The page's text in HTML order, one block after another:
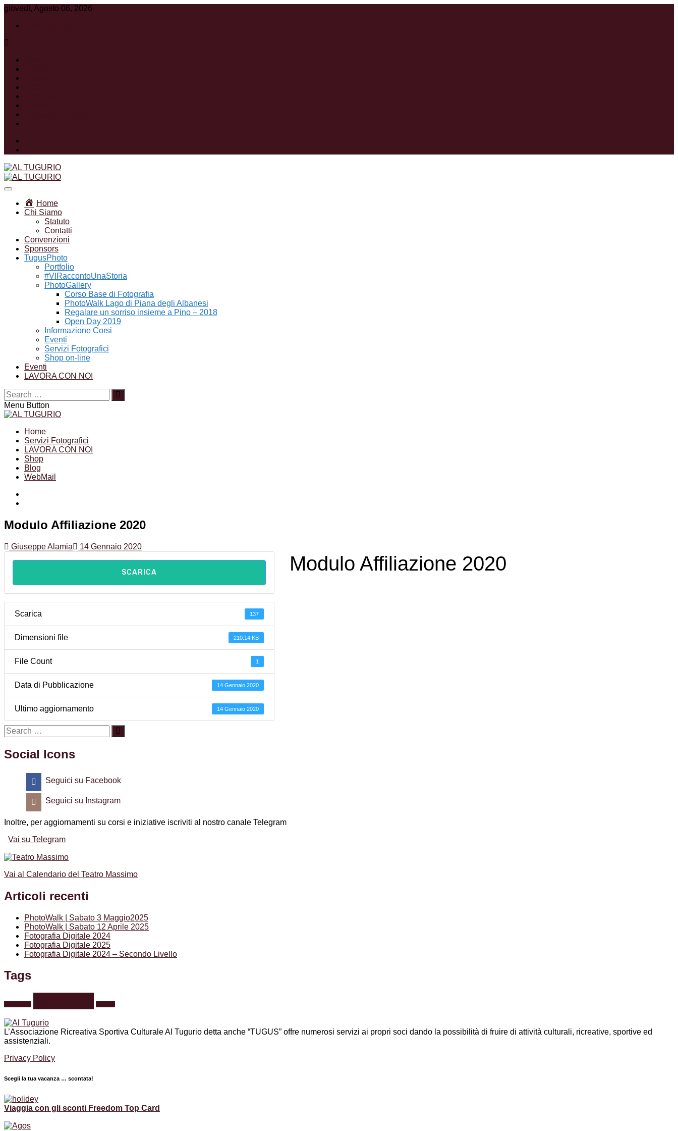
giovedì, Agosto 06, 2026
AL TUGURIO
Associazione Ricreativa Sportiva Culturale
Home
Chi Siamo
Statuto
Contatti
Convenzioni
Sponsors
TugusPhoto
Portfolio
#VIRaccontoUnaStoria
PhotoGallery
Corso Base di Fotografia
PhotoWalk Lago di Piana degli Albanesi
Regalare un sorriso insieme a Pino – 2018
Open Day 2019
Informazione Corsi
Eventi
Servizi Fotografici
Shop on-line
Eventi
LAVORA CON NOI
Menu Button
Home
Servizi Fotografici
LAVORA CON NOI
Shop
Blog
WebMail
Modulo Affiliazione 2020
Giuseppe Alamia 14 Gennaio 2020
SCARICA
Scarica 137
Dimensioni file 210.14 KB
File Count 1
Data di Pubblicazione 14 Gennaio 2020
Ultimo aggiornamento 14 Gennaio 2020
Modulo Affiliazione 2020
Social Icons
Seguici su Facebook
Seguici su Instagram
Inoltre, per aggiornamenti su corsi e iniziative iscriviti al nostro canale Telegram
Vai su Telegram
Vai al Calendario del Teatro Massimo
Articoli recenti
PhotoWalk | Sabato 3 Maggio2025
PhotoWalk | Sabato 12 Aprile 2025
Fotografia Digitale 2024
Fotografia Digitale 2025
Fotografia Digitale 2024 – Secondo Livello
Tags
L’Associazione Ricreativa Sportiva Culturale Al Tugurio detta anche “TUGUS” offre numerosi servizi ai propri soci dando la possibilità di fruire di attività culturali, ricreative, sportive ed
assistenziali.
Privacy Policy
Scegli la tua vacanza … scontata!
Viaggia con gli sconti Freedom Top Card